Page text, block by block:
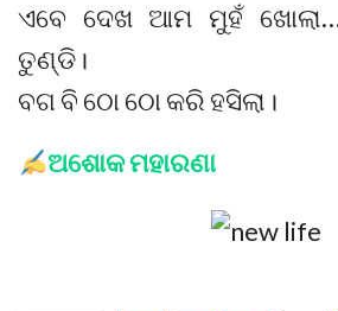
ଏବେ ଦେଖ ଆମ ମୁହଁ
ତୁଣ୍ଡି।
ବଗ ବି ଠୋ ଠୋ କରି ହସିଲା।
ଅଶୋକ ମହାରଣା